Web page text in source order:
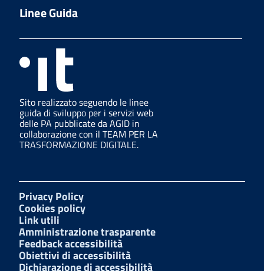
Linee Guida
Sito realizzato seguendo le linee
guida di sviluppo per i servizi web
delle PA pubblicate da AGID in
collaborazione con il TEAM PER LA
TRASFORMAZIONE DIGITALE.
Privacy Policy
Cookies policy
Link utili
Amministrazione trasparente
Feedback accessibilità
Obiettivi di accessibilità
Dichiarazione di accessibilità